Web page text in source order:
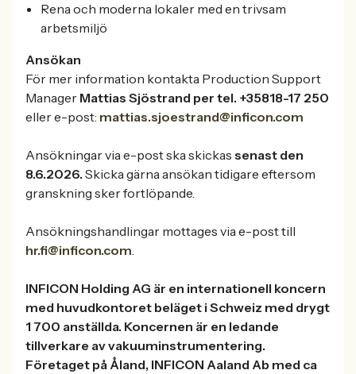
Rena och moderna lokaler med en trivsam
arbetsmiljö
Ansökan
För mer information kontakta Production Support
Manager Mattias Sjöstrand per tel. +35818-17 250
eller e-post: mattias.sjoestrand@inficon.com
Ansökningar via e-post ska skickas senast den
8.6.2026. Skicka gärna ansökan tidigare eftersom
granskning sker fortlöpande.
Ansökningshandlingar mottages via e-post till
hr.fi@inficon.com.
INFICON Holding AG är en internationell koncern
med huvudkontoret beläget i Schweiz med drygt
1 700 anställda. Koncernen är en ledande
tillverkare av vakuuminstrumentering.
Företaget på Åland, INFICON Aaland Ab med ca